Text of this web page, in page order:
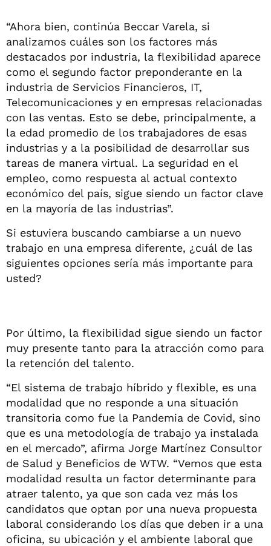
“Ahora bien, continúa Beccar Varela, si
analizamos cuáles son los factores más
destacados por industria, la flexibilidad aparece
como el segundo factor preponderante en la
industria de Servicios Financieros, IT,
Telecomunicaciones y en empresas relacionadas
con las ventas. Esto se debe, principalmente, a
la edad promedio de los trabajadores de esas
industrias y a la posibilidad de desarrollar sus
tareas de manera virtual. La seguridad en el
empleo, como respuesta al actual contexto
económico del país, sigue siendo un factor clave
en la mayoría de las industrias”.
Si estuviera buscando cambiarse a un nuevo
trabajo en una empresa diferente, ¿cuál de las
siguientes opciones sería más importante para
usted?
Por último, la flexibilidad sigue siendo un factor
muy presente tanto para la atracción como para
la retención del talento.
“El sistema de trabajo híbrido y flexible, es una
modalidad que no responde a una situación
transitoria como fue la Pandemia de Covid, sino
que es una metodología de trabajo ya instalada
en el mercado”, afirma Jorge Martínez Consultor
de Salud y Beneficios de WTW. “Vemos que esta
modalidad resulta un factor determinante para
atraer talento, ya que son cada vez más los
candidatos que optan por una nueva propuesta
laboral considerando los días que deben ir a una
oficina, su ubicación y el ambiente laboral que